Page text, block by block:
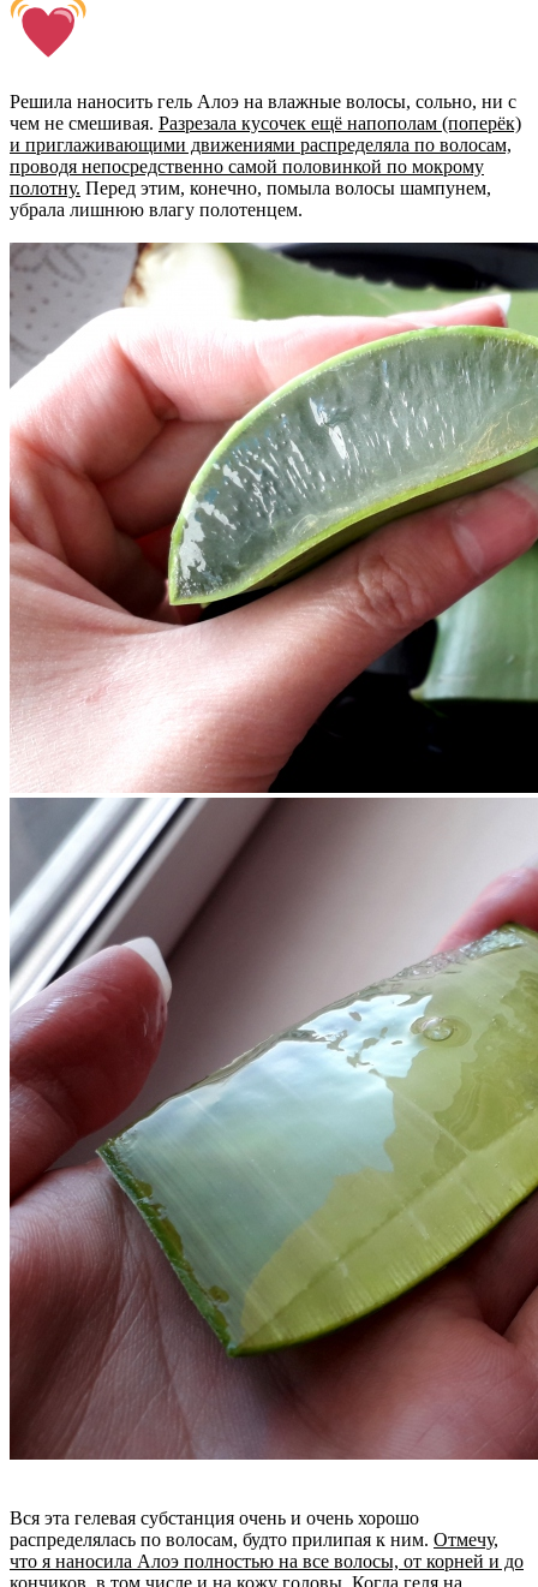
Решила наносить гель Алоэ на влажные волосы, сольно, ни с
чем не смешивая. Разрезала кусочек ещё напополам (поперёк)
и приглаживающими движениями распределяла по волосам,
проводя непосредственно самой половинкой по мокрому
полотну. Перед этим, конечно, помыла волосы шампунем,
убрала лишнюю влагу полотенцем.
Вся эта гелевая субстанция очень и очень хорошо
распределялась по волосам, будто прилипая к ним. Отмечу,
что я наносила Алоэ полностью на все волосы, от корней и до
кончиков, в том числе и на кожу головы. Когда геля на